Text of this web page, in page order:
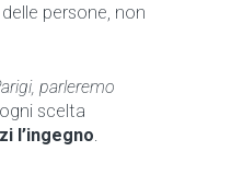
delle persone, non
parleremo
scelta
l’ingegno